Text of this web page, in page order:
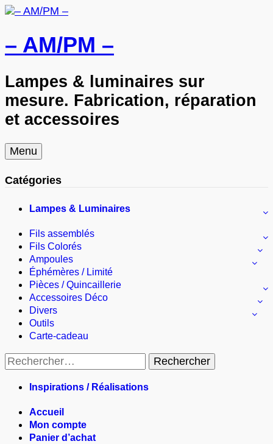
– AM/PM –
Lampes & luminaires sur
mesure. Fabrication, réparation
et accessoires
Menu Skip
to
Catégories
Lampes & Luminaires
Fils assemblés
Fils Colorés
Ampoules
Éphémères / Limité
Pièces / Quincaillerie
Accessoires Déco
Divers
Outils
Carte-cadeau
Rechercher :
Inspirations / Réalisations
Accueil
Mon compte
Panier d’achat